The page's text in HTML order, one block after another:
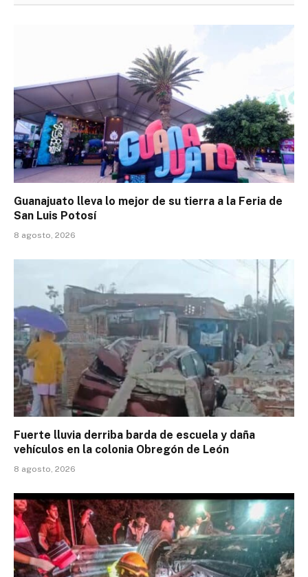
Guanajuato lleva lo mejor de su tierra a la Feria de
San Luis Potosí
8 agosto, 2026
Fuerte lluvia derriba barda de escuela y daña
vehículos en la colonia Obregón de León
8 agosto, 2026